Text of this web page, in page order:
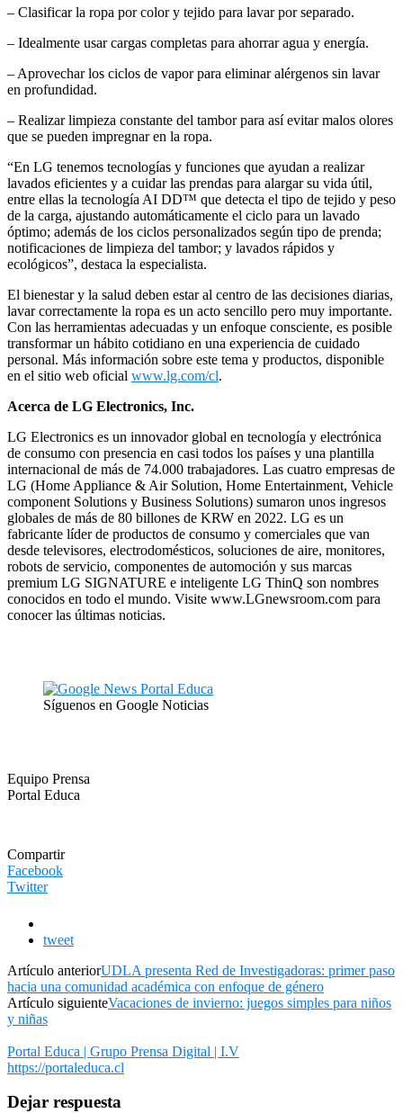
– Clasificar la ropa por color y tejido para lavar por separado.
– Idealmente usar cargas completas para ahorrar agua y energía.
– Aprovechar los ciclos de vapor para eliminar alérgenos sin lavar
en profundidad.
– Realizar limpieza constante del tambor para así evitar malos olores
que se pueden impregnar en la ropa.
“En LG tenemos tecnologías y funciones que ayudan a realizar
lavados eficientes y a cuidar las prendas para alargar su vida útil,
entre ellas la tecnología AI DD™ que detecta el tipo de tejido y peso
de la carga, ajustando automáticamente el ciclo para un lavado
óptimo; además de los ciclos personalizados según tipo de prenda;
notificaciones de limpieza del tambor; y lavados rápidos y
ecológicos”, destaca la especialista.
El bienestar y la salud deben estar al centro de las decisiones diarias,
lavar correctamente la ropa es un acto sencillo pero muy importante.
Con las herramientas adecuadas y un enfoque consciente, es posible
transformar un hábito cotidiano en una experiencia de cuidado
personal. Más información sobre este tema y productos, disponible
en el sitio web oficial www.lg.com/cl.
Acerca de LG Electronics, Inc.
LG Electronics es un innovador global en tecnología y electrónica
de consumo con presencia en casi todos los países y una plantilla
internacional de más de 74.000 trabajadores. Las cuatro empresas de
LG (Home Appliance & Air Solution, Home Entertainment, Vehicle
component Solutions y Business Solutions) sumaron unos ingresos
globales de más de 80 billones de KRW en 2022. LG es un
fabricante líder de productos de consumo y comerciales que van
desde televisores, electrodomésticos, soluciones de aire, monitores,
robots de servicio, componentes de automoción y sus marcas
premium LG SIGNATURE e inteligente LG ThinQ son nombres
conocidos en todo el mundo. Visite www.LGnewsroom.com para
conocer las últimas noticias.
Síguenos en Google Noticias
Equipo Prensa
Portal Educa
Compartir
Facebook
Twitter
tweet
Artículo anteriorUDLA presenta Red de Investigadoras: primer paso
hacia una comunidad académica con enfoque de género
Artículo siguienteVacaciones de invierno: juegos simples para niños
y niñas
Portal Educa | Grupo Prensa Digital | I.V
https://portaleduca.cl
Dejar respuesta